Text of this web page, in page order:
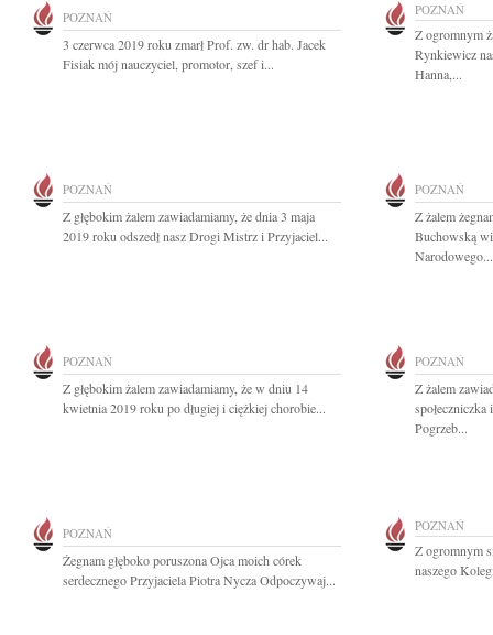
POZNAŃ
3 czerwca 2019 roku zmarł Prof. zw. dr hab. Jacek
Fisiak mój nauczyciel, promotor, szef i...
POZNAŃ
Z ogromnym
Rynkiewicz
Hanna,...
POZNAŃ
Z głębokim żalem zawiadamiamy, że dnia 3 maja
2019 roku odszedł nasz Drogi Mistrz i Przyjaciel...
POZNAŃ
Z żalem
Buchowską
Narodowego...
POZNAŃ
Z głębokim żalem zawiadamiamy, że w dniu 14
kwietnia 2019 roku po długiej i ciężkiej chorobie...
POZNAŃ
Z żalem
Pogrzeb...
POZNAŃ
Żegnam głęboko poruszona Ojca moich córek
serdecznego Przyjaciela Piotra Nycza Odpoczywaj...
POZNAŃ
Z ogromnym
naszego